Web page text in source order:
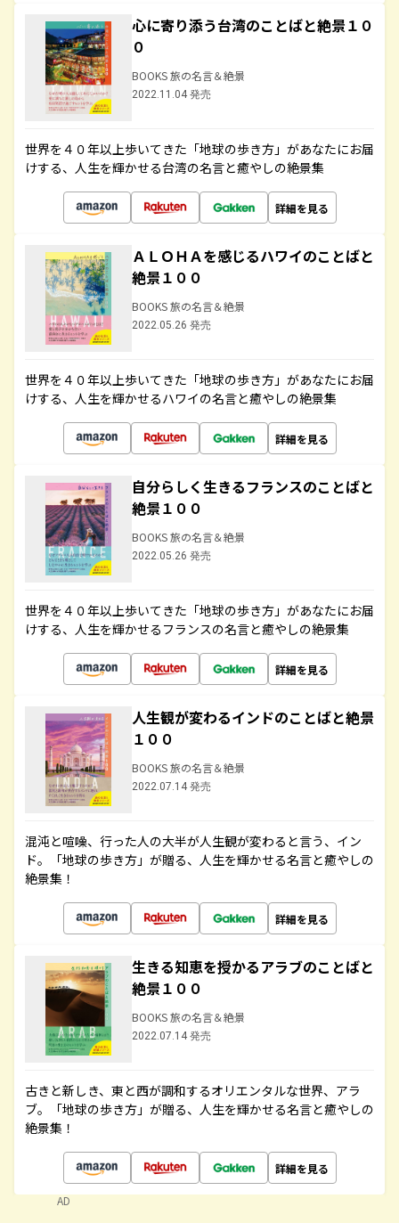
心に寄り添う台湾のことばと絶景１０
０
BOOKS 旅の名言＆絶景
2022.11.04 発売
世界を４０年以上歩いてきた「地球の歩き方」があなたにお届
けする、人生を輝かせる台湾の名言と癒やしの絶景集
詳細を見る
ＡＬＯＨＡを感じるハワイのことばと
絶景１００
BOOKS 旅の名言＆絶景
2022.05.26 発売
世界を４０年以上歩いてきた「地球の歩き方」があなたにお届
けする、人生を輝かせるハワイの名言と癒やしの絶景集
詳細を見る
自分らしく生きるフランスのことばと
絶景１００
BOOKS 旅の名言＆絶景
2022.05.26 発売
世界を４０年以上歩いてきた「地球の歩き方」があなたにお届
けする、人生を輝かせるフランスの名言と癒やしの絶景集
詳細を見る
人生観が変わるインドのことばと絶景
１００
BOOKS 旅の名言＆絶景
2022.07.14 発売
混沌と喧噪、行った人の大半が人生観が変わると言う、イン
ド。「地球の歩き方」が贈る、人生を輝かせる名言と癒やしの
絶景集！
詳細を見る
生きる知恵を授かるアラブのことばと
絶景１００
BOOKS 旅の名言＆絶景
2022.07.14 発売
古きと新しき、東と西が調和するオリエンタルな世界、アラ
ブ。「地球の歩き方」が贈る、人生を輝かせる名言と癒やしの
絶景集！
詳細を見る
AD